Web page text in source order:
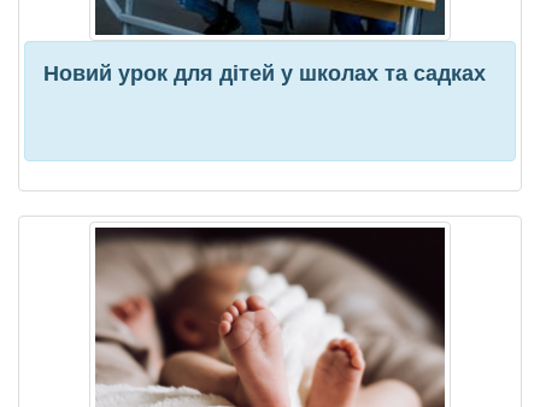
Новий урок для дітей у школах та садках